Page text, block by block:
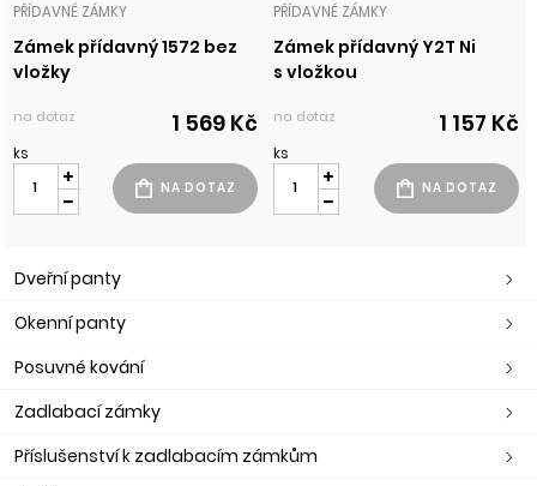
PŘÍDAVNÉ ZÁMKY
Zámek přídavný 1572 bez
vložky
na dotaz 1 569 Kč
ks
PŘÍDAVNÉ ZÁMKY
Zámek přídavný Y2T Ni
s vložkou
na dotaz 1 157 Kč
ks
Dveřní panty
Okenní panty
Posuvné kování
Zadlabací zámky
Příslušenství k zadlabacím zámkům